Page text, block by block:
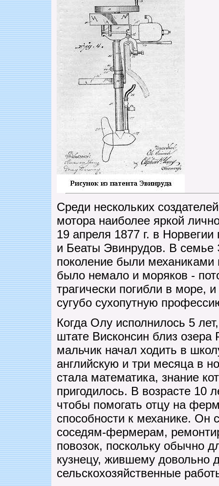
Среди нескольких
мотора наиболее яркой
19 апреля 1877 г. в
и Беаты Эвинрудов. В
поколение были механиками
было немало и моряков -
трагически погибли в море,
сугубо сухопутную
Когда Олу исполнилось 5
штате Висконсин близ
мальчик начал ходить в
английскую и три месяца в
стала математика, знание
пригодилось. В возрасте 10
чтобы помогать отцу на
способности к механике. Он
соседям-фермерам,
повозок, поскольку обычно
кузнецу, жившему довольно
сельскохозяйственные